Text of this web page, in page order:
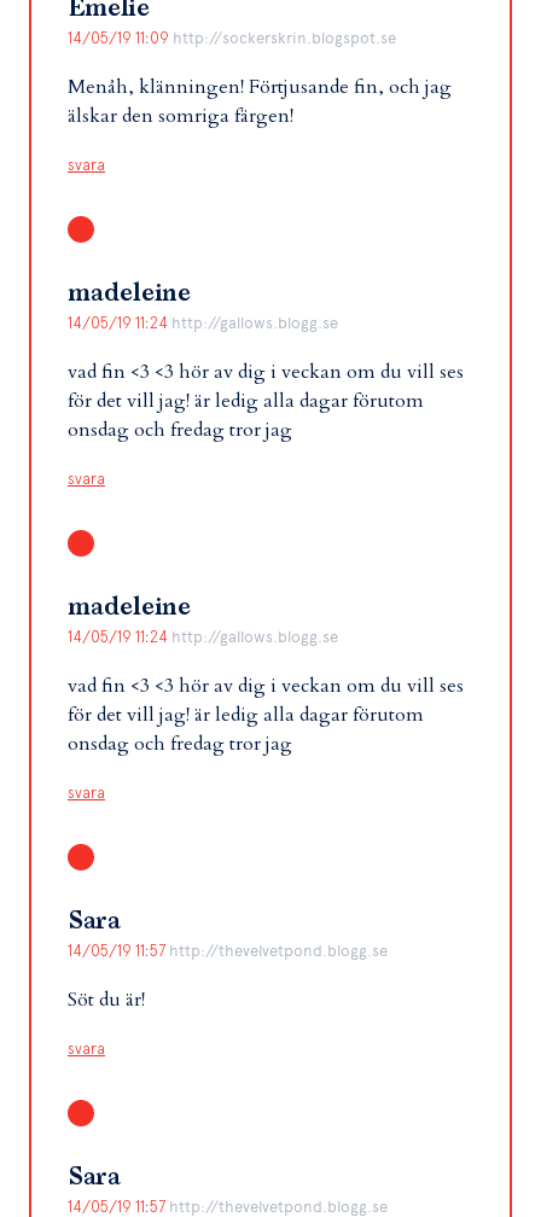
Emelie
14/05/19 11:09 http://sockerskrin.blogspot.se
Menåh, klänningen! Förtjusande fin, och jag
älskar den somriga färgen!
svara
madeleine
14/05/19 11:24 http://gallows.blogg.se
vad fin <3 <3 hör av dig i veckan om du vill ses
för det vill jag! är ledig alla dagar förutom
onsdag och fredag tror jag
svara
madeleine
14/05/19 11:24 http://gallows.blogg.se
vad fin <3 <3 hör av dig i veckan om du vill ses
för det vill jag! är ledig alla dagar förutom
onsdag och fredag tror jag
svara
Sara
14/05/19 11:57 http://thevelvetpond.blogg.se
Söt du är!
svara
Sara
14/05/19 11:57 http://thevelvetpond.blogg.se